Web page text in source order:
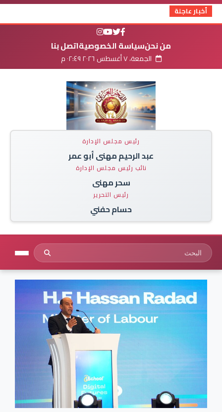
أخبار عاجلة
من نحنسياسة الخصوصيةاتصل بنا
الجمعة، ٧ أغسطس ٢٠٢٦ ٠٢:٤٩ م
رئيس مجلس الإدارة
عبد الرحيم مهنى أبو عمر
نائب رئيس مجلس الإدارة
سحر مهنى
رئيس التحرير
حسام حفني